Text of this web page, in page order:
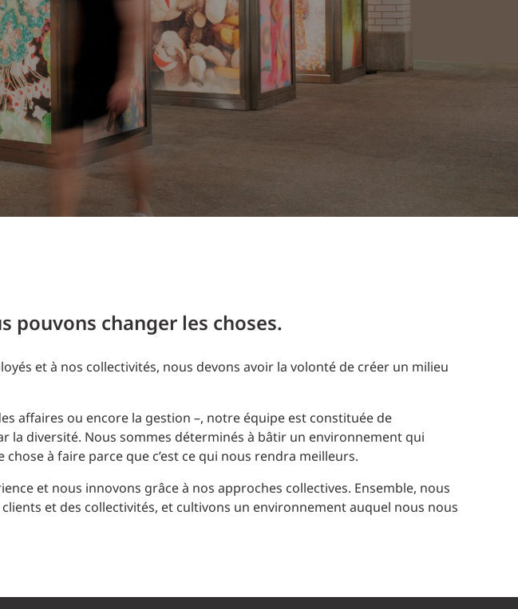
Commerce de détail
HÔTELS + JEU
DIVERTISSEMENT + SPORTS
de la circulation
pouvons changer les choses.
et à nos collectivités, nous devons avoir la volonté de créer un milieu
affaires ou encore la gestion –, notre équipe est constituée de
la diversité. Nous sommes déterminés à bâtir un environnement qui
à faire parce que c’est ce qui nous rendra meilleurs.
et nous innovons grâce à nos approches collectives. Ensemble, nous
et des collectivités, et cultivons un environnement auquel nous nous